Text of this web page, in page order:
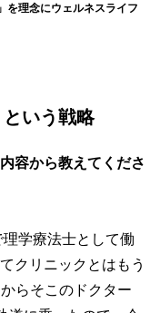
を理念にウェルネスライフ
いう戦略
容から教えてくださ
学療法士として働
クリニックとはもう
らそこのドクター